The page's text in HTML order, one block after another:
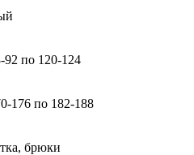
92 по 120-124
176 по 182-188
брюки